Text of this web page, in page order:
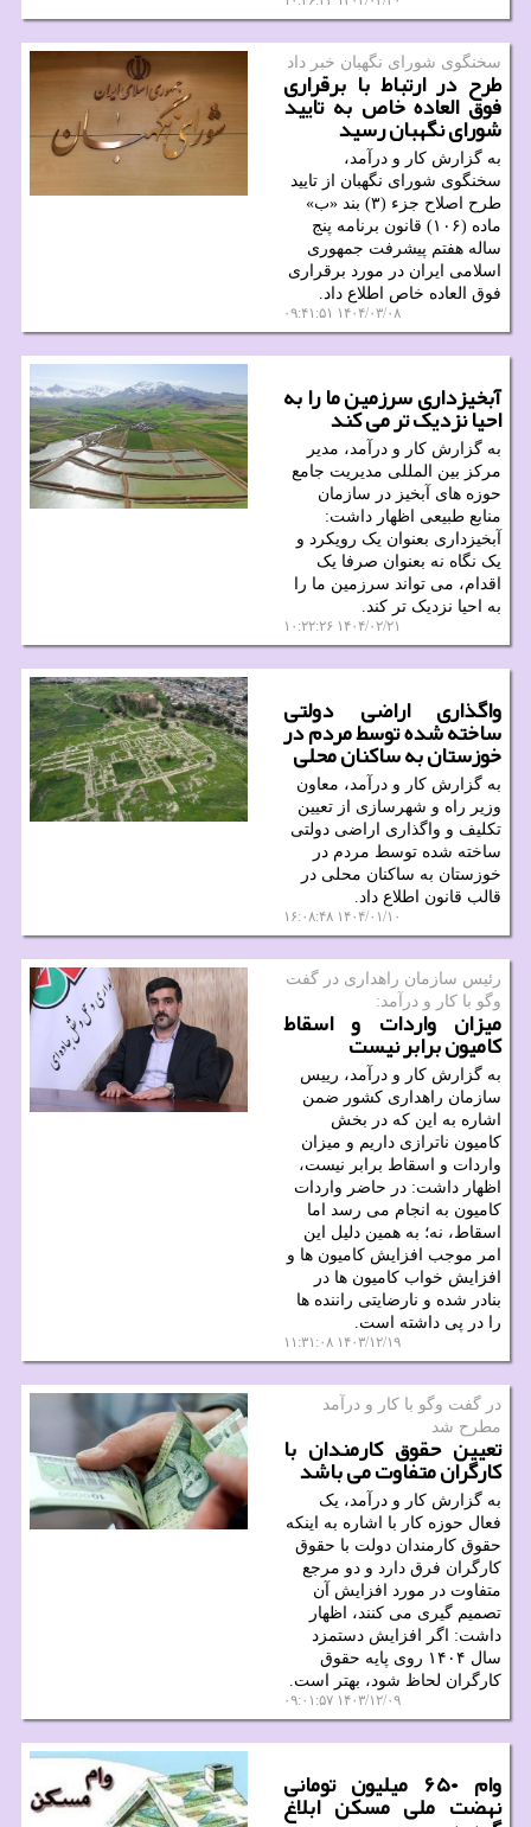
سخنگوی شورای نگهبان خبر داد
طرح در ارتباط با برقراری
فوق العاده خاص به تایید
شورای نگهبان رسید
به گزارش کار و درآمد،
سخنگوی شورای نگهبان از تایید
طرح اصلاح جزء (۳) بند «ب»
ماده (۱۰۶) قانون برنامه پنج
ساله هفتم پیشرفت جمهوری
اسلامی ایران در مورد برقراری
فوق العاده خاص اطلاع داد.
۱۴۰۴/۰۳/۰۸ ۰۹:۴۱:۵۱
آبخیزداری سرزمین ما را به
احیا نزدیک تر می کند
به گزارش کار و درآمد، مدیر
مرکز بین المللی مدیریت جامع
حوزه های آبخیز در سازمان
منابع طبیعی اظهار داشت:
آبخیزداری بعنوان یک رویکرد و
یک نگاه نه بعنوان صرفا یک
اقدام، می تواند سرزمین ما را
به احیا نزدیک تر کند.
۱۴۰۴/۰۲/۲۱ ۱۰:۲۲:۲۶
واگذاری اراضی دولتی
ساخته شده توسط مردم در
خوزستان به ساکنان محلی
به گزارش کار و درآمد، معاون
وزیر راه و شهرسازی از تعیین
تکلیف و واگذاری اراضی دولتی
ساخته شده توسط مردم در
خوزستان به ساکنان محلی در
قالب قانون اطلاع داد.
۱۴۰۴/۰۱/۱۰ ۱۶:۰۸:۴۸
رئیس سازمان راهداری در گفت
وگو با كار و درآمد:
میزان واردات و اسقاط
کامیون برابر نیست
به گزارش کار و درآمد، رییس
سازمان راهداری کشور ضمن
اشاره به این که در بخش
کامیون ناترازی داریم و میزان
واردات و اسقاط برابر نیست،
اظهار داشت: در حاضر واردات
کامیون به انجام می رسد اما
اسقاط، نه؛ به همین دلیل این
امر موجب افزایش کامیون ها و
افزایش خواب کامیون ها در
بنادر شده و نارضایتی راننده ها
را در پی داشته است.
۱۴۰۳/۱۲/۱۹ ۱۱:۳۱:۰۸
در گفت وگو با كار و درآمد
مطرح شد
تعیین حقوق کارمندان با
کارگران متفاوت می باشد
به گزارش کار و درآمد، یک
فعال حوزه کار با اشاره به اینکه
حقوق کارمندان دولت با حقوق
کارگران فرق دارد و دو مرجع
متفاوت در مورد افزایش آن
تصمیم گیری می کنند، اظهار
داشت: اگر افزایش دستمزد
سال ۱۴۰۴ روی پایه حقوق
کارگران لحاظ شود، بهتر است.
۱۴۰۳/۱۲/۰۹ ۰۹:۰۱:۵۷
وام ۶۵۰ میلیون تومانی
نهضت ملی مسکن ابلاغ